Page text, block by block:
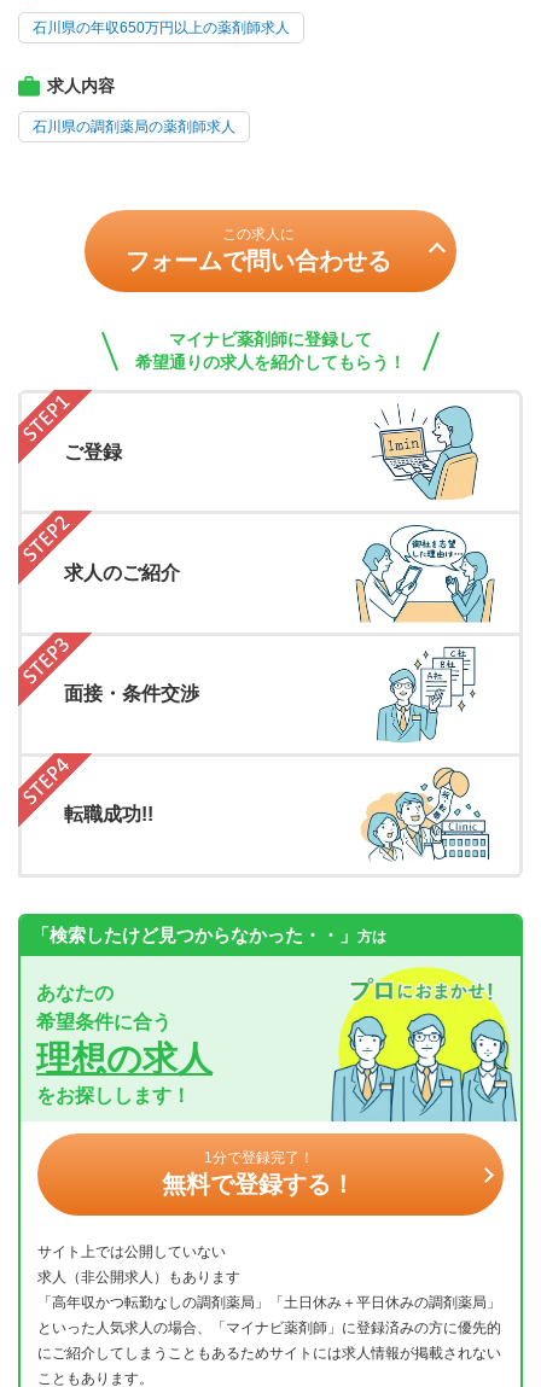
石川県の年収650万円以上の薬剤師求人
求人内容
石川県の調剤薬局の薬剤師求人
この求人に
フォームで問い合わせる
マイナビ薬剤師に登録して
希望通りの求人を紹介してもらう！
ご登録
求人のご紹介
面接・条件交渉
転職成功!!
「検索したけど見つからなかった・・」 方は
あなたの
希望条件に合う
理想の求人
をお探しします！
1分で登録完了！
無料で登録する！
サイト上では公開していない
求人（非公開求人）もあります
「高年収かつ転勤なしの調剤薬局」「土日休み＋平日休みの調剤薬局」
といった人気求人の場合、「マイナビ薬剤師」に登録済みの方に優先的
にご紹介してしまうこともあるためサイトには求人情報が掲載されない
こともあります。